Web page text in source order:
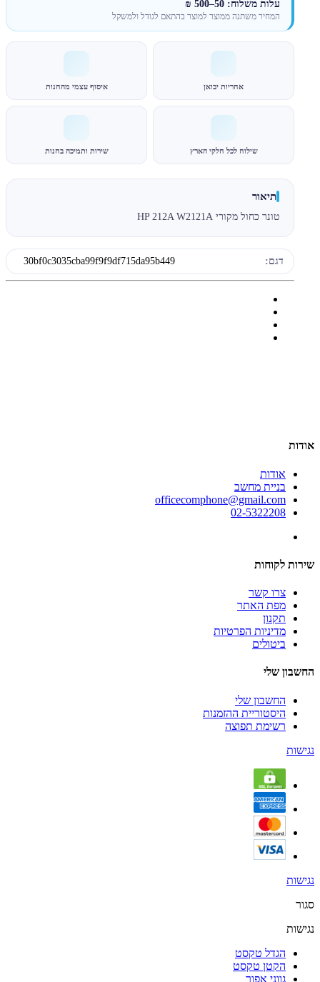
עלות משלוח: 50–500 ₪
המחיר משתנה ממוצר למוצר בהתאם לגודל ולמשקל
אחריות יבואן איסוף עצמי מהחנות
שילוח לכל חלקי הארץ שירות ותמיכה בחנות
תיאור
טונר כחול מקורי HP 212A W2121A
דגם: 30bf0c3035cba99f9f9df715da95b449
אודות
אודות
בניית מחשב
officecomphone@gmail.com
02-5322208
שירות לקוחות
צרו קשר
מפת האתר
תקנון
מדיניות הפרטיות
ביטולים
החשבון שלי
החשבון שלי
היסטוריית ההזמנות
רשימת תפוצה
נגישות
נגישות
סגור
נגישות
הגדל טקסט
הקטן טקסט
גווני אפור